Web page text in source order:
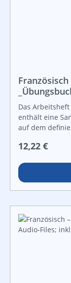
CD
Das
enthält eine
auf dem
unterleilt in
Regulärer
12,22 €